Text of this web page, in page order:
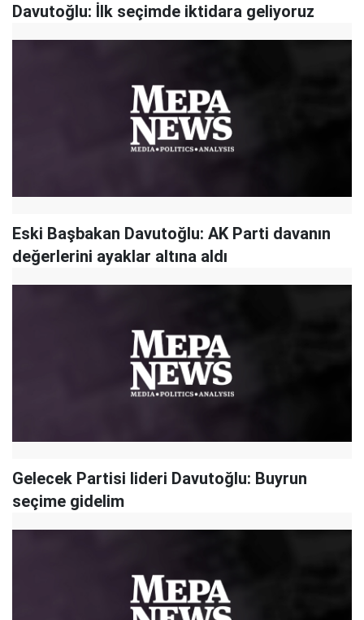
Davutoğlu: İlk seçimde iktidara geliyoruz
Eski Başbakan Davutoğlu: AK Parti davanın
değerlerini ayaklar altına aldı
Gelecek Partisi lideri Davutoğlu: Buyrun
seçime gidelim